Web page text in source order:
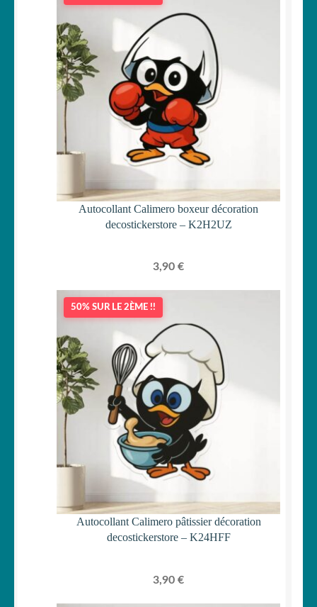
Autocollant Calimero boxeur décoration
decostickerstore – K2H2UZ
3,90 €
50% SUR LE 2ÈME !!
Autocollant Calimero pâtissier décoration
decostickerstore – K24HFF
3,90 €